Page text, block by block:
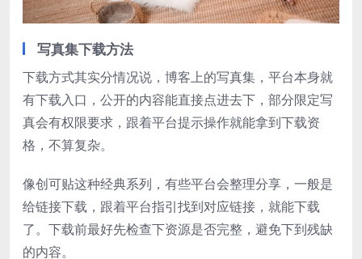
写真集下载方法
下载方式其实分情况说，博客上的写真集，平台本身就
有下载入口，公开的内容能直接点进去下，部分限定写
真会有权限要求，跟着平台提示操作就能拿到下载资
格，不算复杂。
像创可贴这种经典系列，有些平台会整理分享，一般是
给链接下载，跟着平台指引找到对应链接，就能下载
了。下载前最好先检查下资源是否完整，避免下到残缺
的内容。